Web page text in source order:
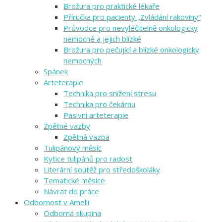
Brožura pro praktické lékaře
Příručka pro pacienty „Zvládání rakoviny“
Průvodce pro nevyléčitelně onkologicky
nemocné a jejich blízké
Brožura pro pečující a blízké onkologicky
nemocných
Spánek
Arteterapie
Technika pro snížení stresu
Technika pro čekárnu
Pasivní arteterapie
Zpětné vazby
Zpětná vazba
Tulipánový měsíc
Kytice tulipánů pro radost
Literární soutěž pro středoškoláky
Tematické měsíce
Návrat do práce
Odbornost v Amelii
Odborná skupina